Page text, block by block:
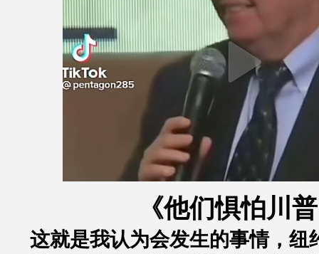
《他们惧怕川
这就是我认为会发生的事情，纽